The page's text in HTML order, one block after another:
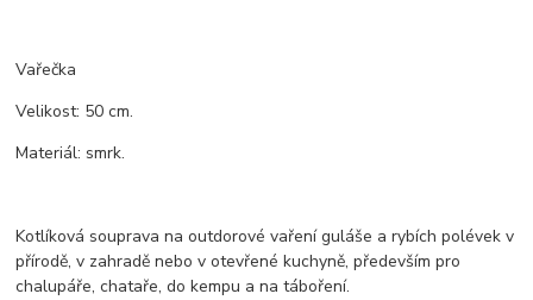
Vařečka
Velikost: 50 cm.
Materiál: smrk.
Kotlíková souprava na outdorové vaření guláše a rybích polévek v
přírodě, v zahradě nebo v otevřené kuchyně, především pro
chalupáře, chataře, do kempu a na táboření.